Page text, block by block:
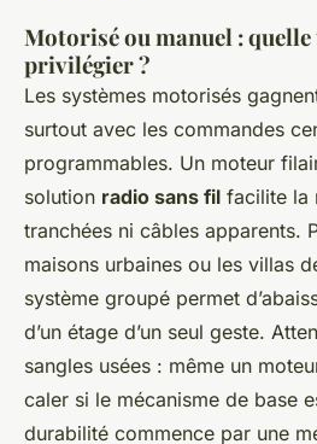
Motorisé ou manuel :
privilégier ?
Les systèmes motorisés
surtout avec les commandes
programmables. Un moteur
solution radio sans fil facilite la
tranchées ni câbles apparents.
maisons urbaines ou les villas
système groupé permet
d’un étage d’un seul geste.
sangles usées : même un
caler si le mécanisme de base
durabilité commence par une